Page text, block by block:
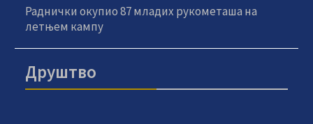
Раднички окупио 87 младих рукометаша на
летњем кампу
Друштво